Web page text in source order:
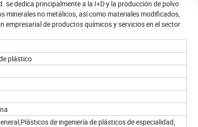
dedica principalmente a la I+D y la producción de polvo
minerales no metálicos, así como materiales modificados,
empresarial de productos químicos y servicios en el sector
plástico
de ingeniería de plásticos de especialidad,